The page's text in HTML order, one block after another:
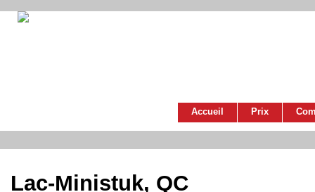
Accueil Prix
Lac-Ministuk, QC